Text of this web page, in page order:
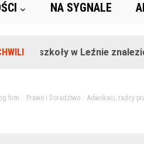
NA SYGNALE
szkoły w Leźnie
firm Prawo i Doradztwo> Adwokaci, radcy